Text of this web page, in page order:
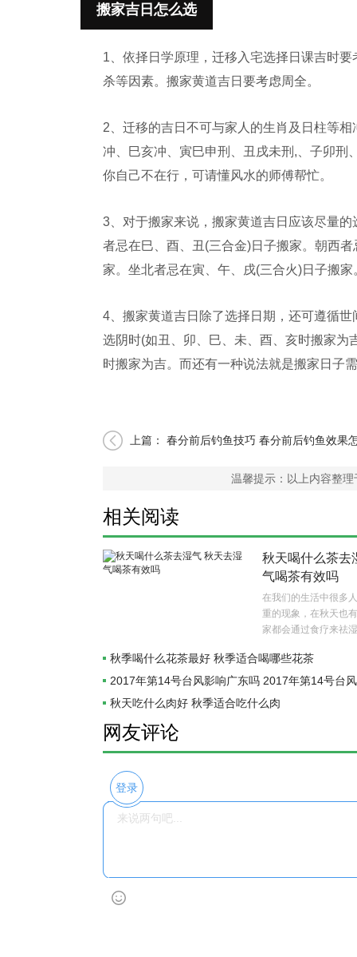
搬家吉日怎么选
1、依择日学原理，迁移入宅选择日课吉时
杀等因素。搬家黄道吉日要考虑周全。
2、迁移的吉日不可与家人的生肖及日柱等
冲、巳亥冲、寅巳申刑、丑戌未刑,、子卯刑
你自己不在行，可请懂风水的师傅帮忙。
3、对于搬家来说，搬家黄道吉日应该尽量
者忌在巳、酉、丑(三合金)日子搬家。朝西
家。坐北者忌在寅、午、戌(三合火)日子搬家
4、搬家黄道吉日除了选择日期，还可遵循
选阴时(如丑、卯、巳、未、酉、亥时搬家为
时搬家为吉。而还有一种说法就是搬家日子
上篇： 春分前后钓鱼技巧 春分前后钓鱼效果
温馨提示：以上内容整
相关阅读
秋天喝什么茶去
气喝茶有效吗
在我们的生活中很多
重的现象，在秋天也
家都会通过食疗来祛
秋季喝什么花茶最好 秋季适合喝哪些花茶
2017年第14号台风影响广东吗 2017年第14号台
秋天吃什么肉好 秋季适合吃什么肉
网友评论
登录